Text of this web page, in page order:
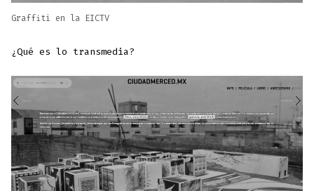
Graffiti en la EICTV
¿Qué es lo transmedia?